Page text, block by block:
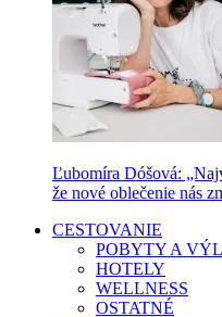
Ľubomíra Dóšová:
že nové oblečenie nás
CESTOVANIE
POBYTY A
HOTELY
WELLNESS
OSTATNÉ